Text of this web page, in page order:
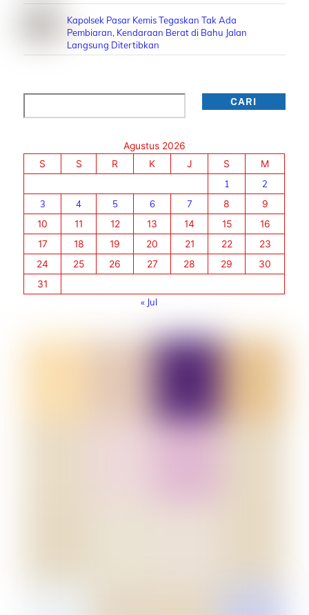
Kapolsek Pasar Kemis Tegaskan Tak Ada
Pembiaran, Kendaraan Berat di Bahu Jalan
Langsung Ditertibkan
CARI
Agustus 2026
S
S R K J S
M
1
2
3
4 5 6 7 8
9
10
11 12 13 14 15
16
17
18 19 20 21 22
23
24
25 26 27 28 29
30
31
« Jul